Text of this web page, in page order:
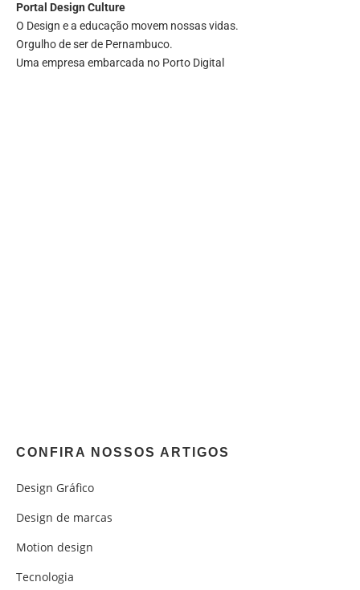
Portal Design Culture
O Design e a educação movem nossas vidas.
Orgulho de ser de Pernambuco.
Uma empresa embarcada no Porto Digital
CONFIRA NOSSOS ARTIGOS
Design Gráfico
Design de marcas
Motion design
Tecnologia